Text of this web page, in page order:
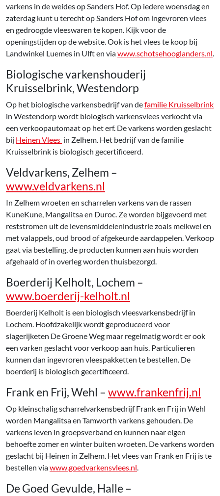
varkens in de weides op Sanders Hof. Op iedere woensdag en
zaterdag kunt u terecht op Sanders Hof om ingevroren vlees
en gedroogde vleeswaren te kopen. Kijk voor de
openingstijden op de website. Ook is het vlees te koop bij
Landwinkel Luemes in Ulft en viawww.schotsehooglanders.nl.
Biologische varkenshouderij
Kruisselbrink, Westendorp
Op het biologische varkensbedrijf van defamilie Kruisselbrink
in Westendorp wordt biologisch varkensvlees verkocht via
een verkoopautomaat op het erf. De varkens worden geslacht
bij Heinen Vlees in Zelhem. Het bedrijf van de familie
Kruisselbrink is biologisch gecertificeerd.
Veldvarkens, Zelhem –
www.veldvarkens.nl
In Zelhem wroeten en scharrelen varkens van de rassen
KuneKune, Mangalitsa en Duroc. Ze worden bijgevoerd met
reststromen uit de levensmiddelenindustrie zoals melkwei en
met valappels, oud brood of afgekeurde aardappelen. Verkoop
gaat via bestelling, de producten kunnen aan huis worden
afgehaald of in overleg worden thuisbezorgd.
Boerderij Kelholt, Lochem –
www.boerderij-kelholt.nl
Boerderij Kelholt is een biologisch vleesvarkensbedrijf in
Lochem. Hoofdzakelijk wordt geproduceerd voor
slagerijketen De Groene Weg maar regelmatig wordt er ook
een varken geslacht voor verkoop aan huis. Particulieren
kunnen dan ingevroren vleespakketten te bestellen. De
boerderij is biologisch gecertificeerd.
Frank en Frij, Wehl – www.frankenfrij.nl
Op kleinschalig scharrelvarkensbedrijf Frank en Frij in Wehl
worden Mangalitsa en Tamworth varkens gehouden. De
varkens leven in groepsverband en kunnen naar eigen
behoefte zomer en winter buiten wroeten. De varkens worden
geslacht bij Heinen in Zelhem. Het vlees van Frank en Frij is te
bestellen viawww.goedvarkensvlees.nl.
De Goed Gevulde, Halle –